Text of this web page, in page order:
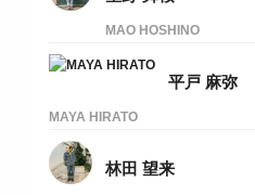
MAO HOSHINO
平戸 麻弥
MAYA HIRATO
林田 望来